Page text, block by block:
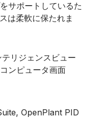
サポートしているた
は柔軟に保たれま
OpenPlant PID